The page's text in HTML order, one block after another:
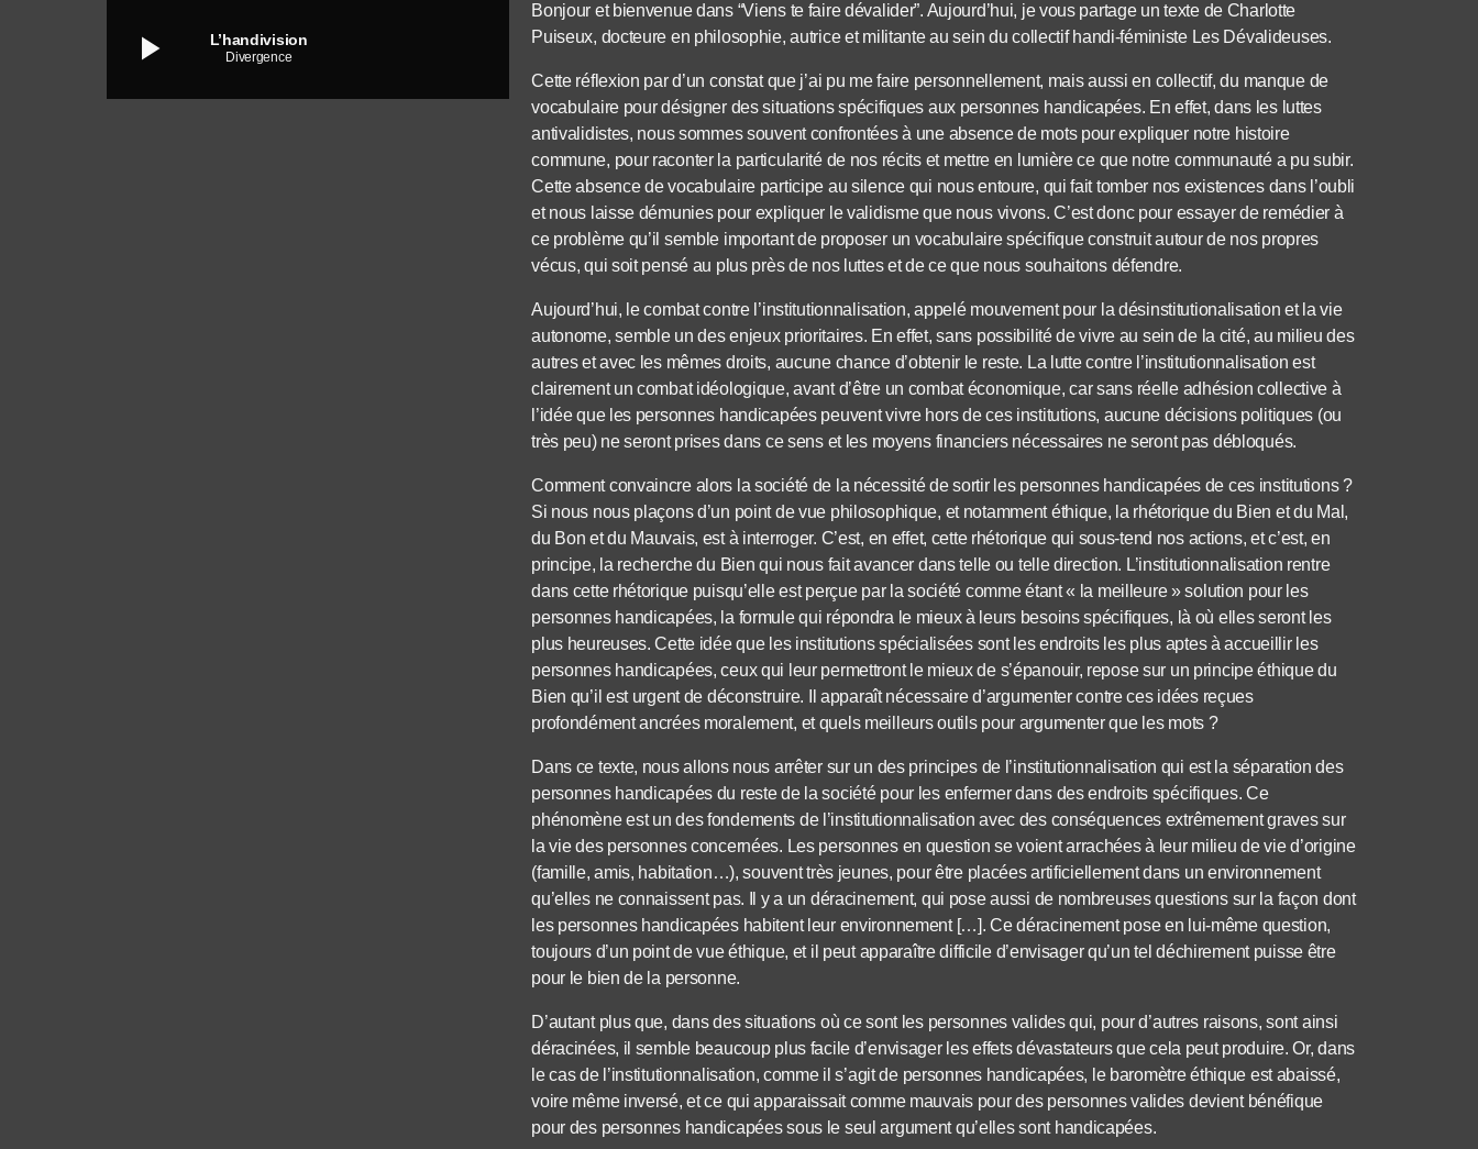
play_arrow L’handivision
Divergence
Bonjour et bienvenue dans “Viens te faire dévalider”. Aujourd’hui, je vous partage un texte de Charlotte
Puiseux, docteure en philosophie, autrice et militante au sein du collectif handi-féministe Les Dévalideuses.
Cette réflexion par d’un constat que j’ai pu me faire personnellement, mais aussi en collectif, du manque de
vocabulaire pour désigner des situations spécifiques aux personnes handicapées. En effet, dans les luttes
antivalidistes, nous sommes souvent confrontées à une absence de mots pour expliquer notre histoire
commune, pour raconter la particularité de nos récits et mettre en lumière ce que notre communauté a pu subir.
Cette absence de vocabulaire participe au silence qui nous entoure, qui fait tomber nos existences dans l’oubli
et nous laisse démunies pour expliquer le validisme que nous vivons. C’est donc pour essayer de remédier à
ce problème qu’il semble important de proposer un vocabulaire spécifique construit autour de nos propres
vécus, qui soit pensé au plus près de nos luttes et de ce que nous souhaitons défendre.
Aujourd’hui, le combat contre l’institutionnalisation, appelé mouvement pour la désinstitutionalisation et la vie
autonome, semble un des enjeux prioritaires. En effet, sans possibilité de vivre au sein de la cité, au milieu des
autres et avec les mêmes droits, aucune chance d’obtenir le reste. La lutte contre l’institutionnalisation est
clairement un combat idéologique, avant d’être un combat économique, car sans réelle adhésion collective à
l’idée que les personnes handicapées peuvent vivre hors de ces institutions, aucune décisions politiques (ou
très peu) ne seront prises dans ce sens et les moyens financiers nécessaires ne seront pas débloqués.
Comment convaincre alors la société de la nécessité de sortir les personnes handicapées de ces institutions ?
Si nous nous plaçons d’un point de vue philosophique, et notamment éthique, la rhétorique du Bien et du Mal,
du Bon et du Mauvais, est à interroger. C’est, en effet, cette rhétorique qui sous-tend nos actions, et c’est, en
principe, la recherche du Bien qui nous fait avancer dans telle ou telle direction. L’institutionnalisation rentre
dans cette rhétorique puisqu’elle est perçue par la société comme étant « la meilleure » solution pour les
personnes handicapées, la formule qui répondra le mieux à leurs besoins spécifiques, là où elles seront les
plus heureuses. Cette idée que les institutions spécialisées sont les endroits les plus aptes à accueillir les
personnes handicapées, ceux qui leur permettront le mieux de s’épanouir, repose sur un principe éthique du
Bien qu’il est urgent de déconstruire. Il apparaît nécessaire d’argumenter contre ces idées reçues
profondément ancrées moralement, et quels meilleurs outils pour argumenter que les mots ?
Dans ce texte, nous allons nous arrêter sur un des principes de l’institutionnalisation qui est la séparation des
personnes handicapées du reste de la société pour les enfermer dans des endroits spécifiques. Ce
phénomène est un des fondements de l’institutionnalisation avec des conséquences extrêmement graves sur
la vie des personnes concernées. Les personnes en question se voient arrachées à leur milieu de vie d’origine
(famille, amis, habitation…), souvent très jeunes, pour être placées artificiellement dans un environnement
qu’elles ne connaissent pas. Il y a un déracinement, qui pose aussi de nombreuses questions sur la façon dont
les personnes handicapées habitent leur environnement […]. Ce déracinement pose en lui-même question,
toujours d’un point de vue éthique, et il peut apparaître difficile d’envisager qu’un tel déchirement puisse être
pour le bien de la personne.
D’autant plus que, dans des situations où ce sont les personnes valides qui, pour d’autres raisons, sont ainsi
déracinées, il semble beaucoup plus facile d’envisager les effets dévastateurs que cela peut produire. Or, dans
le cas de l’institutionnalisation, comme il s’agit de personnes handicapées, le baromètre éthique est abaissé,
voire même inversé, et ce qui apparaissait comme mauvais pour des personnes valides devient bénéfique
pour des personnes handicapées sous le seul argument qu’elles sont handicapées.